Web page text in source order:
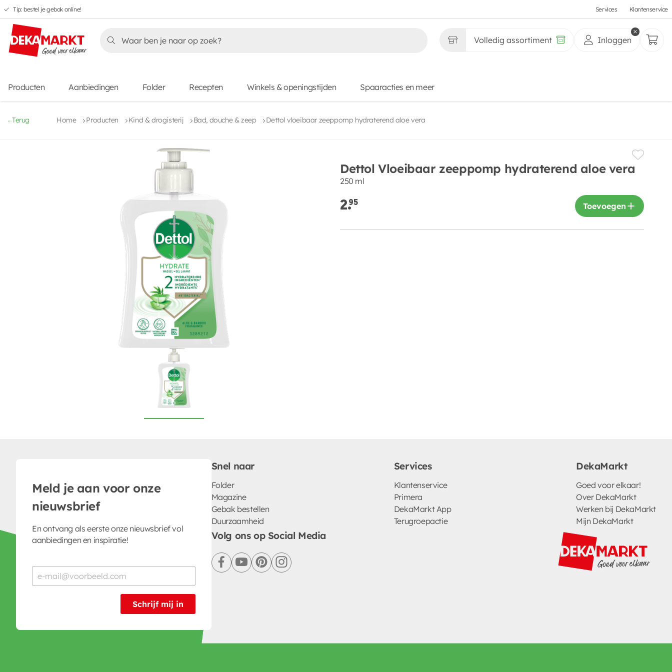
Overslaan
naar
hoofdnavigatie
Overslaan
naar
hoofdinhoud
Overslaan
naar
voettekstinhoud
Overslaan
naar
aanbiedingen
Tip: bestel je gebak online! Services Klantenservice
Volledig assortiment Inloggen
Producten Aanbiedingen Folder Recepten Winkels & openingstijden Spaaracties en meer
Terug Home Producten Kind & drogisterij Bad, douche & zeep Dettol vloeibaar zeeppomp hydraterend aloe vera
Dettol Vloeibaar zeeppomp hydraterend aloe vera
250 ml
2.95 Toevoegen
Meld je aan voor onze
nieuwsbrief
En ontvang als eerste onze nieuwsbrief vol
aanbiedingen en inspiratie!
Schrijf mij in
Snel naar
Folder
Magazine
Gebak bestellen
Duurzaamheid
Services
Klantenservice
Primera
DekaMarkt App
Terugroepactie
DekaMarkt
Goed voor elkaar!
Over DekaMarkt
Werken bij DekaMarkt
Mijn DekaMarkt
Volg ons op Social Media
facebookyoutubepinterestinstagram